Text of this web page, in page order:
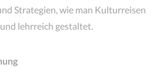
Strategien, wie man Kulturreisen
lehrreich gestaltet.